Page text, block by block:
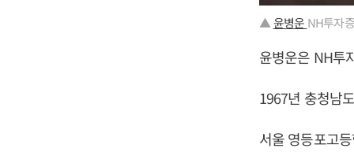
▲윤병운 NH투자
윤병운은 NH투
1967년 충청남
서울 영등포고